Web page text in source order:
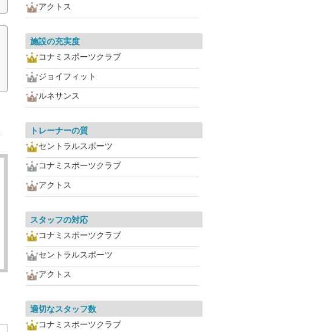
アクトス
施設の充実度
コナミスポーツクラブ
ジョイフィット
ルネサンス
トレーナーの質
セントラルスポーツ
コナミスポーツクラブ
アクトス
スタッフの対応
コナミスポーツクラブ
セントラルスポーツ
アクトス
適切なスタッフ数
コナミスポーツクラブ